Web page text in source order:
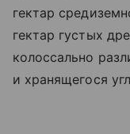
гектар
гектар густых
колоссально
и хранящегося